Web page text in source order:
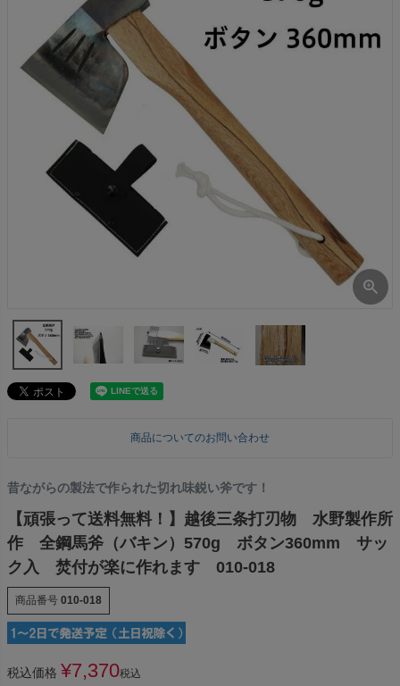
商品についてのお問い合わせ
昔ながらの製法で作られた切れ味鋭い斧です！
【頑張って送料無料！】越後三条打刃物 水野製作所
作 全鋼馬斧（バキン）570g ボタン360mm サッ
ク入 焚付が楽に作れます 010-018
商品番号 010-018
税込価格 ¥7,370税込